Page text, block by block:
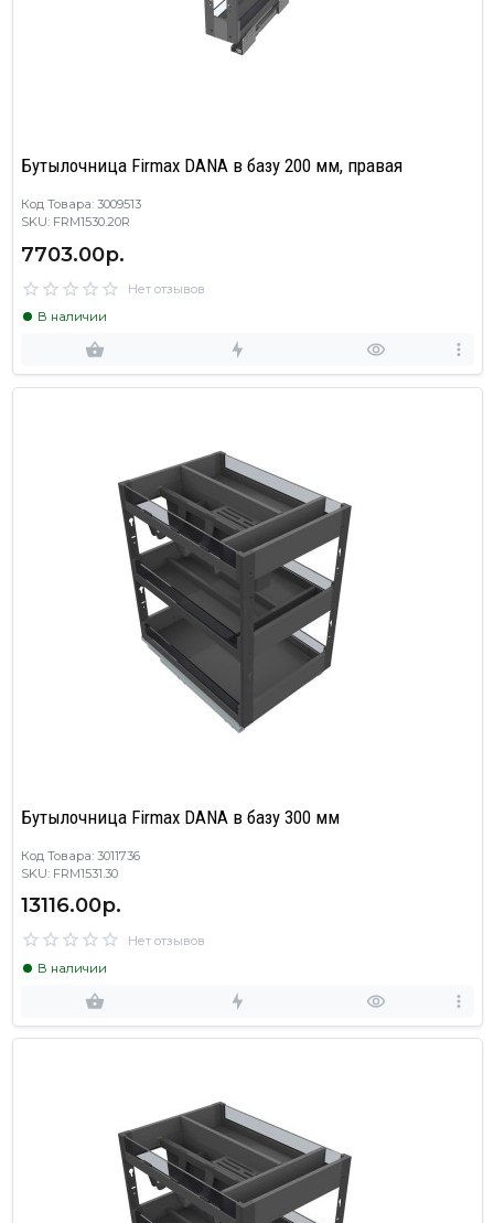
Бутылочница Firmax DANA в базу 200 мм, правая
Код Товара: 3009513
SKU: FRM1530.20R
7703.00р.
Нет отзывов
В наличии
Бутылочница Firmax DANA в базу 300 мм
Код Товара: 3011736
SKU: FRM1531.30
13116.00р.
Нет отзывов
В наличии